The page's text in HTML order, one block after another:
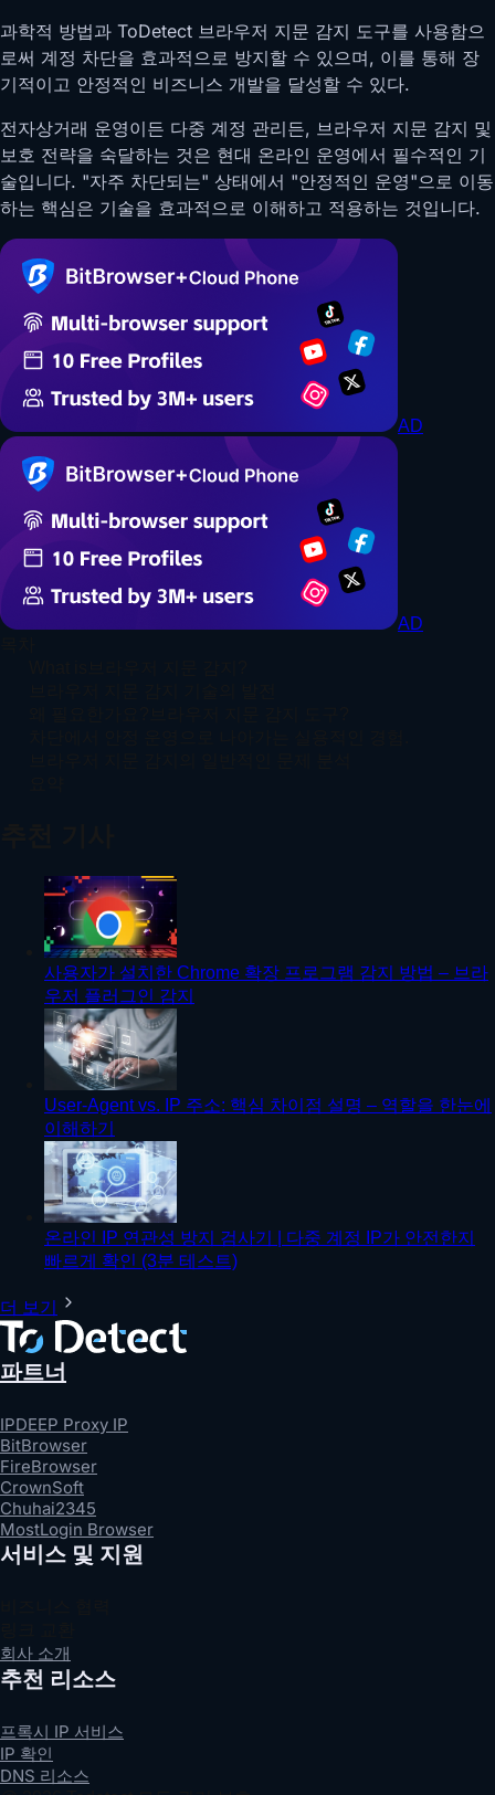
과학적 방법과 ToDetect 브라우저 지문 감지 도구를 사용함으
로써 계정 차단을 효과적으로 방지할 수 있으며, 이를 통해 장
기적이고 안정적인 비즈니스 개발을 달성할 수 있다.
전자상거래 운영이든 다중 계정 관리든, 브라우저 지문 감지 및
보호 전략을 숙달하는 것은 현대 온라인 운영에서 필수적인 기
술입니다. "자주 차단되는" 상태에서 "안정적인 운영"으로 이동
하는 핵심은 기술을 효과적으로 이해하고 적용하는 것입니다.
AD
AD
사용자가 설치한 Chrome 확장 프로그램 감지 방법 – 브라
우저 플러그인 감지
User-Agent vs. IP 주소: 핵심 차이점 설명 – 역할을 한눈에
이해하기
온라인 IP 연관성 방지 검사기 | 다중 계정 IP가 안전한지
빠르게 확인 (3분 테스트)
더 보기
파트너
IPDEEP Proxy IP
BitBrowser
FireBrowser
CrownSoft
Chuhai2345
MostLogin Browser
서비스 및 지원
회사 소개
추천 리소스
프록시 IP 서비스
IP 확인
DNS 리소스